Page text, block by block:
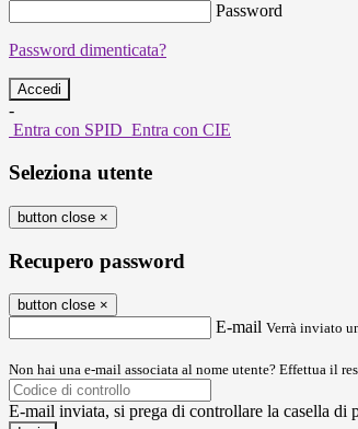
Password
Password dimenticata?
-
Entra con SPID Entra con CIE
Seleziona utente
button close ×
Recupero password
button close ×
E-mail Verrà inviato
Non hai una e-mail associata al nome utente? Effettua il
E-mail inviata, si prega di controllare la casella di